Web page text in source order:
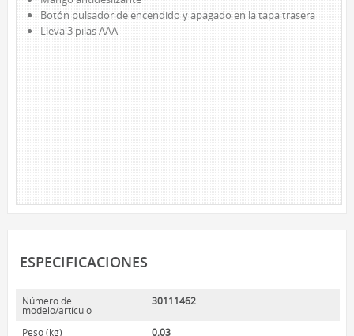
LED DE TRABAJO
NOVEDADES
REGLETAS DE PARED Y TEMPORIZADORES
SUNBEAM
Botón pulsador de encendido y apagado en la tapa trasera
Lleva 3 pilas AAA
ESPECIFICACIONES
Número de
modelo/artículo
30111462
Peso (kg)
0,03